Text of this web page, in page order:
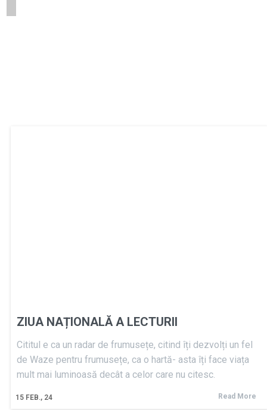
ZIUA NAȚIONALĂ A LECTURII
15 FEB., 24
Cititul e ca un radar de frumusețe, citind îți dezvolți un fel
de Waze pentru frumusețe, ca o hartă- asta îți face viața
mult mai luminoasă decât a celor care nu citesc.
Read More